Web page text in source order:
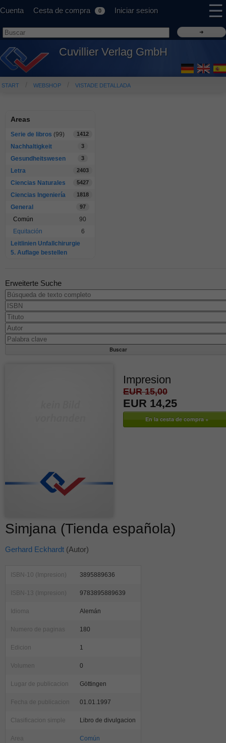
Cuenta Cesta de compra 0 Iniciar sesion ☰
Cuvillier Verlag GmbH
START WEBSHOP VISTADE DETALLADA
Areas
Serie de libros (99) 1412
Nachhaltigkeit 3
Gesundheitswesen 3
Letra 2403
Ciencias Naturales 5427
Ciencias Ingeniería 1818
General 97
Común
90
Equitación
6
Leitlinien Unfallchirurgie
5. Auflage bestellen
Erweiterte Suche
Impresion
EUR 15,00
EUR 14,25
Simjana (Tienda española)
Gerhard Eckhardt (Autor)
ISBN-10 (Impresion) 3895889636
ISBN-13 (Impresion) 9783895889639
Idioma Alemán
Numero de paginas 180
Edicion 1
Volumen 0
Lugar de publicacion Göttingen
Fecha de publicacion 01.01.1997
Clasificacion simple Libro de divulgacion
Area Común